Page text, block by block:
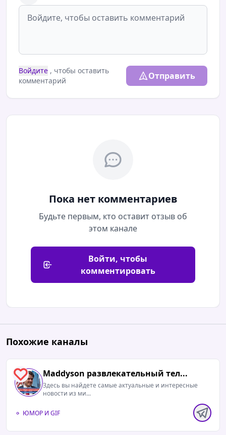
Войдите , чтобы оставить
комментарий
Отправить
Пока нет комментариев
Будьте первым, кто оставит отзыв об
этом канале
Войти, чтобы
комментировать
Похожие каналы
1 Maddyson развлекательный тел...
Здесь вы найдете самые актуальные и интересные
новости из ми...
ЮМОР И GIF